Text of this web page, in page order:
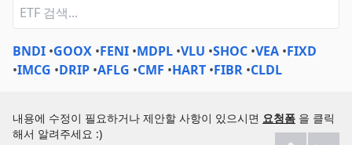
BNDI •GOOX •FENI •MDPL •VLU •SHOC •VEA •FIXD
•IMCG •DRIP •AFLG •CMF •HART •FIBR •CLDL
내용에 수정이 필요하거나 제안할 사항이 있으시면 요청폼 을 클릭
해서 알려주세요 :)